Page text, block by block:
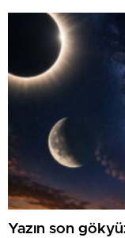
Gerede’nin
Yazın son